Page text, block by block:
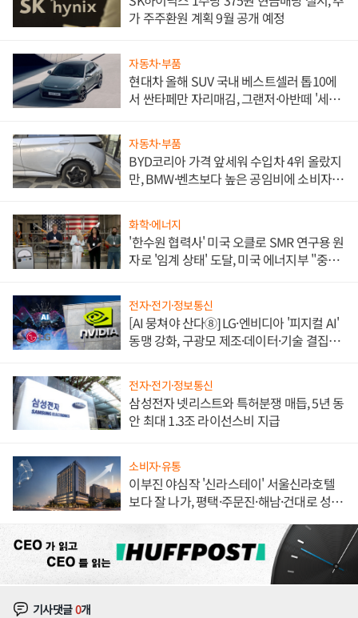
가 주주환원 계획 9월 공개 예정
자동차·부품
현대차 올해 SUV 국내 베스트셀러 톱10에
서 싼타페만 자리매김, 그랜저·아반떼 '세단
자동차·부품
BYD코리아 가격 앞세워 수입차 4위 올랐지
만, BMW·벤츠보다 높은 공임비에 소비자
화학·에너지
'한수원 협력사' 미국 오클로 SMR 연구용 원
자로 '임계 상태' 도달, 미국 에너지부 "중요
전자·전기·정보통신
[AI 뭉쳐야 산다⑧] LG·엔비디아 '피지컬 AI'
동맹 강화, 구광모 제조·데이터·기술 결집
전자·전기·정보통신
삼성전자 넷리스트와 특허분쟁 매듭, 5년 동
안 최대 1.3조 라이선스비 지급
소비자·유통
이부진 야심작 '신라스테이' 서울신라호텔
보다 잘 나가, 평택·주문진·해남·건대로 성
기사댓글0개